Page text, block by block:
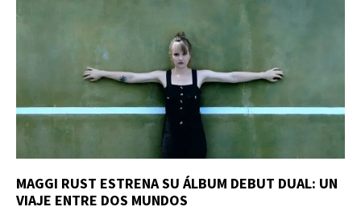
MAGGI RUST ESTRENA SU ÁLBUM DEBUT DUAL: UN
VIAJE ENTRE DOS MUNDOS